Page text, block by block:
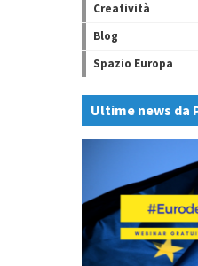
Creatività
Blog
Spazio Europa
Ultime news da